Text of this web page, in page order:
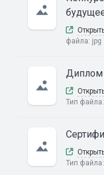
файла: jpg
Диплом
Тип файла:
Тип файла: